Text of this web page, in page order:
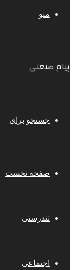
منو
پیام صنعتی
جستجو برای
صفحه نخست
تندرستی
اجتماعی